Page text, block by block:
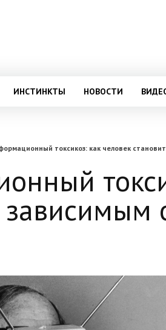
ИНСТИНКТЫ НОВОСТИ
токсикоз: как человек